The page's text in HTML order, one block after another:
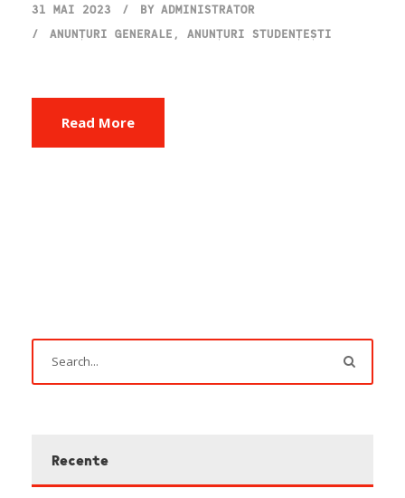
31 MAI 2023 BY ADMINISTRATOR
ANUNȚURI GENERALE , ANUNȚURI STUDENȚEȘTI
Read More
Recente